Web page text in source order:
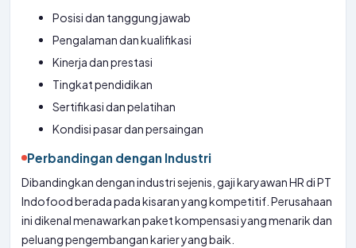
Posisi dan tanggung jawab
Pengalaman dan kualifikasi
Kinerja dan prestasi
Tingkat pendidikan
Sertifikasi dan pelatihan
Kondisi pasar dan persaingan
Perbandingan dengan Industri
Dibandingkan dengan industri sejenis, gaji karyawan HR di PT
Indofood berada pada kisaran yang kompetitif. Perusahaan
ini dikenal menawarkan paket kompensasi yang menarik dan
peluang pengembangan karier yang baik.